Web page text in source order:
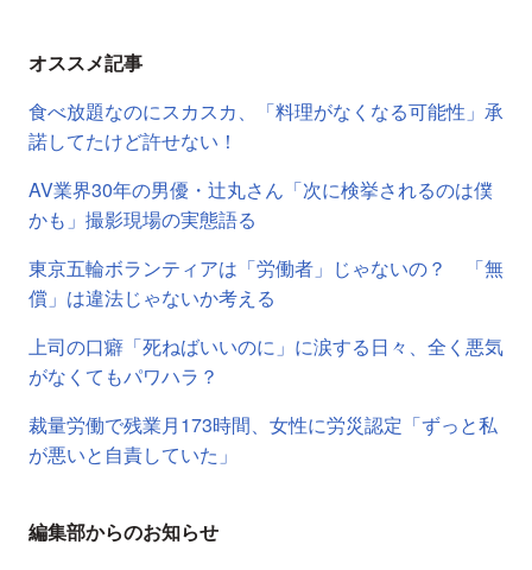
オススメ記事
食べ放題なのにスカスカ、「料理がなくなる可能性」承
諾してたけど許せない！
AV業界30年の男優・辻丸さん「次に検挙されるのは僕
かも」撮影現場の実態語る
東京五輪ボランティアは「労働者」じゃないの？ 「無
償」は違法じゃないか考える
上司の口癖「死ねばいいのに」に涙する日々、全く悪気
がなくてもパワハラ？
裁量労働で残業月173時間、女性に労災認定「ずっと私
が悪いと自責していた」
編集部からのお知らせ